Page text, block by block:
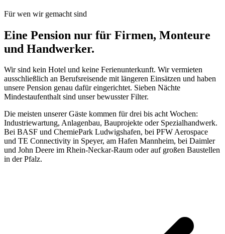
Für wen wir gemacht sind
Eine Pension nur für Firmen, Monteure
und Handwerker.
Wir sind kein Hotel und keine Ferienunterkunft. Wir vermieten
ausschließlich an Berufsreisende mit längeren Einsätzen und haben
unsere Pension genau dafür eingerichtet. Sieben Nächte
Mindestaufenthalt sind unser bewusster Filter.
Die meisten unserer Gäste kommen für drei bis acht Wochen:
Industriewartung, Anlagenbau, Bauprojekte oder Spezialhandwerk.
Bei BASF und ChemiePark Ludwigshafen, bei PFW Aerospace
und TE Connectivity in Speyer, am Hafen Mannheim, bei Daimler
und John Deere im Rhein-Neckar-Raum oder auf großen Baustellen
in der Pfalz.